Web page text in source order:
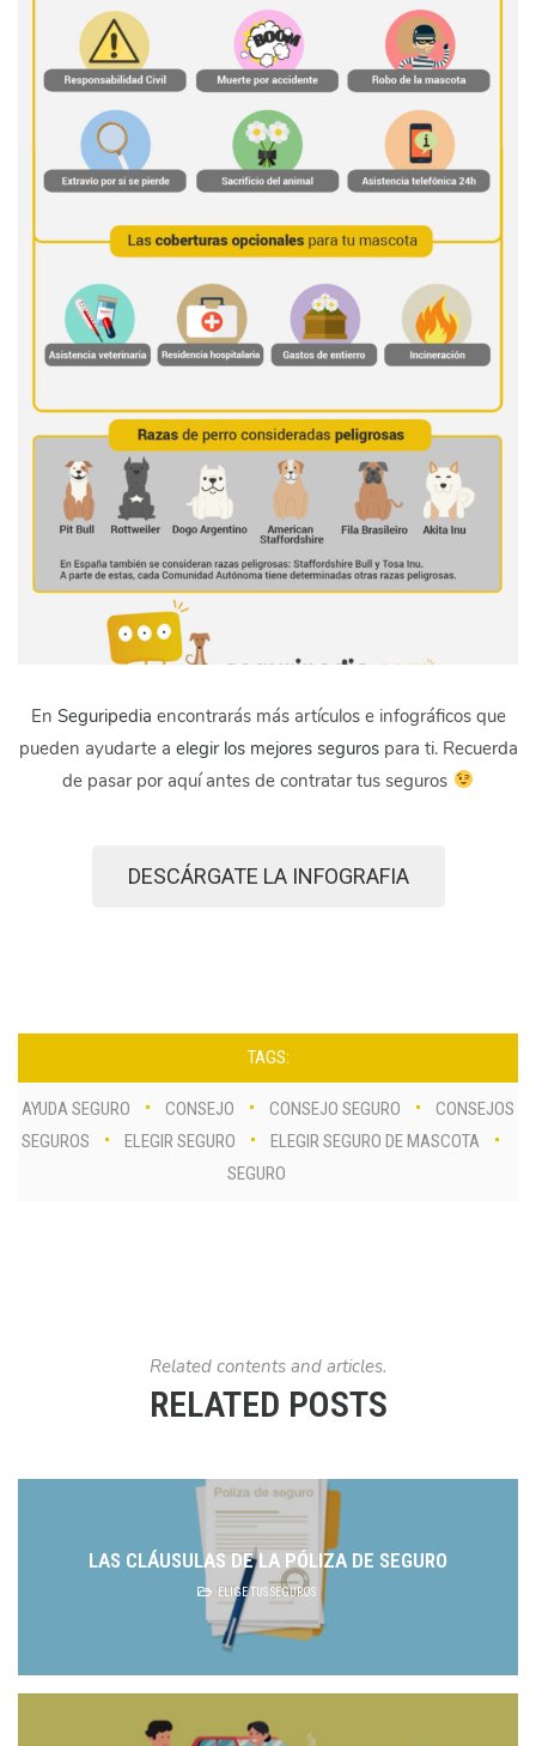
En Seguripedia encontrarás más artículos e infográficos que
pueden ayudarte a elegir los mejores segurospara ti. Recuerda
de pasar por aquí antes de contratar tus seguros
DESCÁRGATE LA INFOGRAFIA
TAGS:
AYUDA SEGURO CONSEJO CONSEJO SEGURO
CONSEJOS
SEGUROS
ELEGIR SEGURO
ELEGIR SEGURO DE MASCOTA
SEGURO
Related contents and articles.
RELATED POSTS
LAS CLÁUSULAS DE LA PÓLIZA DE SEGURO
ELIGE TUS SEGUROS